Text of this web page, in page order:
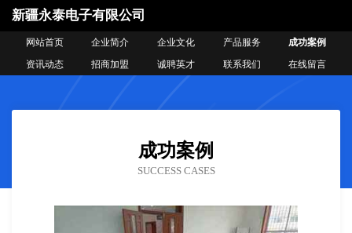
新疆永泰电子有限公司
网站首页 企业简介 企业文化 产品服务
成功案例
资讯动态
招商加盟 诚聘英才 联系我们 在线留言
成功案例
SUCCESS CASES